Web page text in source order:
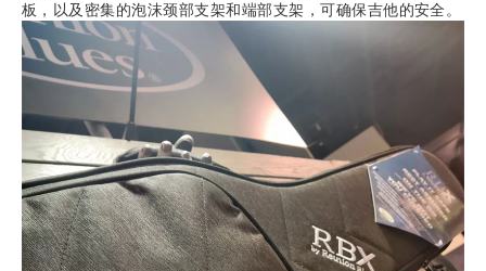
板，以及密集的泡沫颈部支架和端部支架，可确保吉他的安全。